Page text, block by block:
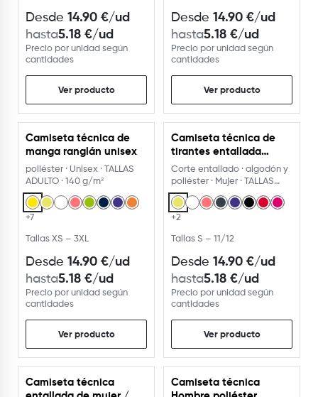
Desde 14.90 €/ud
hasta5.18 €/ud
Precio por unidad según
cantidades
Ver producto
Desde 14.90 €/ud
hasta5.18 €/ud
Precio por unidad según
cantidades
Ver producto
Camiseta técnica de
manga ranglán unisex
poliéster · Unisex · TALLAS
ADULTO · 140 g/m²
+7
Tallas XS – 3XL
Desde 14.90 €/ud
hasta5.18 €/ud
Precio por unidad según
cantidades
Ver producto
Camiseta técnica de
tirantes entallada
transpirable
Corte entallado · algodón y
poliéster · Mujer · TALLAS
NIÑOS Y ADULTO
+2
Tallas S – 11/12
Desde 14.90 €/ud
hasta5.18 €/ud
Precio por unidad según
cantidades
Ver producto
Camiseta técnica
Camiseta técnica